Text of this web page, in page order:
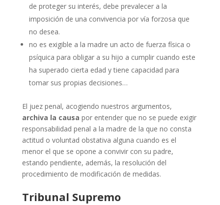
de proteger su interés, debe prevalecer a la
imposición de una convivencia por vía forzosa que
no desea.
no es exigible a la madre un acto de fuerza física o
psíquica para obligar a su hijo a cumplir cuando este
ha superado cierta edad y tiene capacidad para
tomar sus propias decisiones…
El juez penal, acogiendo nuestros argumentos,
archiva la causa por entender que no se puede exigir
responsabilidad penal a la madre de la que no consta
actitud o voluntad obstativa alguna cuando es el
menor el que se opone a convivir con su padre,
estando pendiente, además, la resolución del
procedimiento de modificación de medidas.
Tribunal Supremo